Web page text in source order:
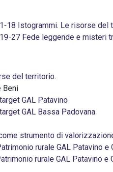
18 Istogrammi. Le risorse del
27 Fede leggende e misteri
del territorio.
Beni
GAL Patavino
GAL Bassa Padovana
strumento di
rurale GAL Patavino e
rurale GAL Patavino e